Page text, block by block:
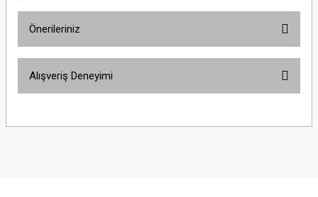
Önerileriniz
yetersiz gördüğünüz noktaları öneri formunu kullanarak tarafımıza
Alışveriş Deneyimi